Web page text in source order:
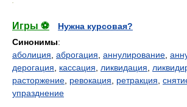
Игры ⚽
Нужна курсовая?
Синонимы:
аболиция аброгация аннулирование
дерогация
кассация ликвидация
расторжение ревокация ретракция
упразднение